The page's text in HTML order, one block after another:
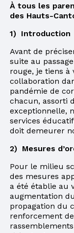
À tous les
des Hauts-
1) Introduction
Avant de
suite au
rouge, je tiens
collaboration
pandémie de
chacun, assorti
exceptionnelle,
services
doit demeurer
2) Mesures
Pour le milieu
des mesures
a été établie au
augmentation
propagation du
renforcement